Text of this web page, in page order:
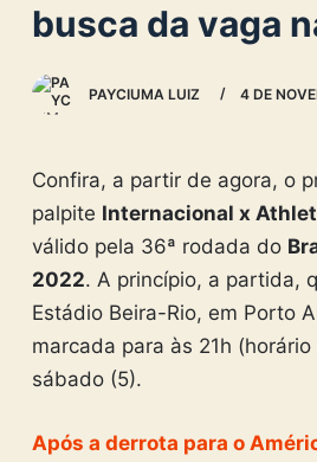
e
busca da vaga
PAYCIUMA LUIZ 4 DE
Confira, a partir de agora, o
palpite Internacional x
válido pela 36ª rodada do
2022. A princípio, a partida,
Estádio Beira-Rio, em Porto
marcada para às 21h
sábado (5).
Após a derrota para o